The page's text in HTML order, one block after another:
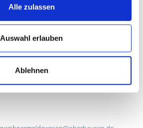
Alle zulassen
Auswahl erlauben
Ablehnen